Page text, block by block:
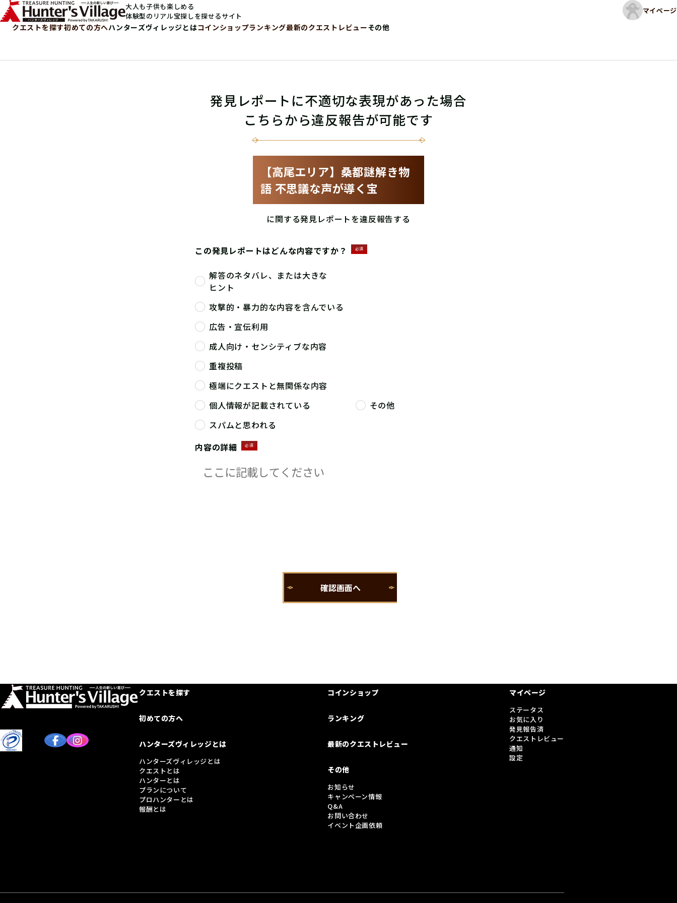
大人も子供も楽しめる
体験型のリアル宝探しを探せるサイト
マイページ
クエストを探す初めての方へハンターズヴィレッジとはコインショップランキング最新のクエストレビューその他
発見レポートに不適切な表現があった場合
こちらから違反報告が可能です
【高尾エリア】桑都謎解き物
語 不思議な声が導く宝
に関する発見レポートを違反報告する
この発見レポートはどんな内容ですか？ 必須
解答のネタバレ、または大きな
ヒント
攻撃的・暴力的な内容を含んでいる
広告・宣伝利用
成人向け・センシティブな内容
重複投稿
極端にクエストと無関係な内容
個人情報が記載されている
その他
スパムと思われる
内容の詳細
必須
クエストを探す
初めての方へ
ハンターズヴィレッジとは
ハンターズヴィレッジとは
クエストとは
ハンターとは
プランについて
プロハンターとは
報酬とは
コインショップ
ランキング
最新のクエストレビュー
その他
お知らせ
キャンペーン情報
Q&A
お問い合わせ
イベント企画依頼
マイページ
ステータス
お気に入り
発見報告済
クエストレビュー
通知
設定